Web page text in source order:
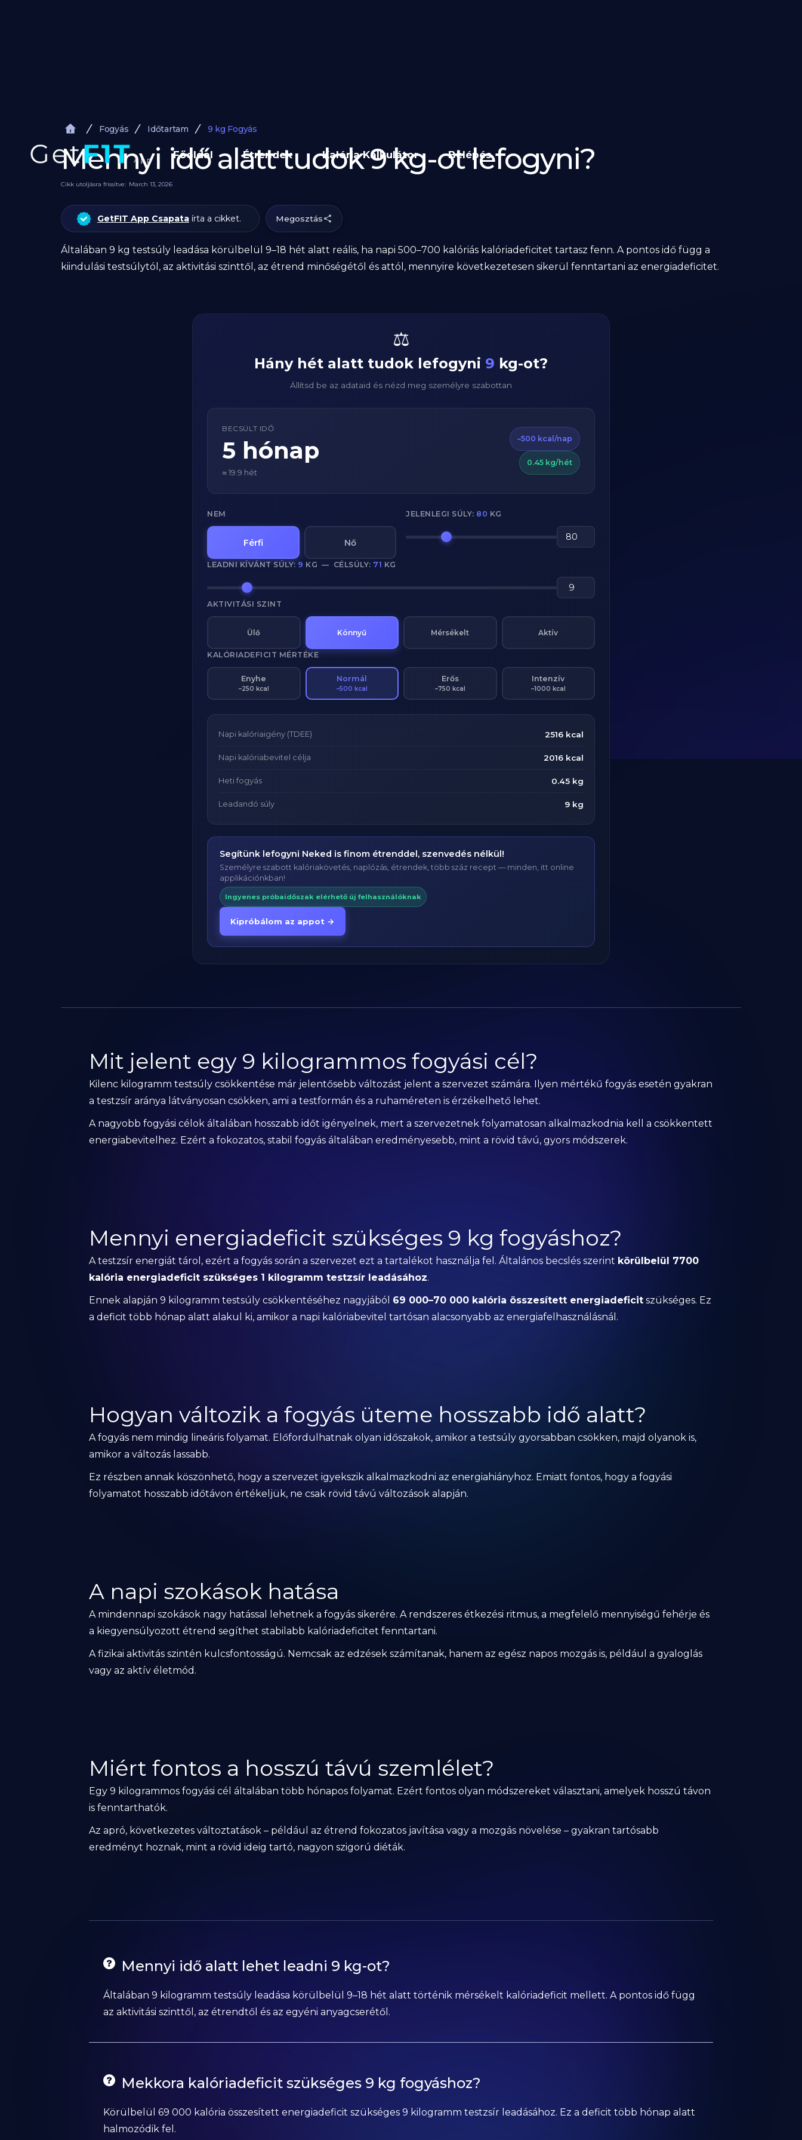
Főoldal Étrendek Kalória Kalkulátor Belépés
Fogyás Időtartam 9 kg Fogyás
Mennyi idő alatt tudok 9 kg-ot lefogyni?
Cikk utoljásra frissítve: March 13, 2026
GetFIT App Csapata írta a cikket. Megosztás
Általában 9 kg testsúly leadása körülbelül 9–18 hét alatt reális, ha napi 500–700 kalóriás kalóriadeficitet tartasz fenn. A pontos idő függ a
kiindulási testsúlytól, az aktivitási szinttől, az étrend minőségétől és attól, mennyire következetesen sikerül fenntartani az energiadeficitet.
⚖️
Hány hét alatt tudok lefogyni 9 kg-ot?
Állítsd be az adataid és nézd meg személyre szabottan
BECSÜLT IDŐ
5 hónap
≈ 19.9 hét
–500 kcal/nap
0.45 kg/hét
NEM
Férfi Nő
JELENLEGI SÚLY: 80 KG
LEADNI KÍVÁNT SÚLY: 9 KG — CÉLSÚLY: 71 KG
AKTIVITÁSI SZINT
Ülő Könnyű Mérsékelt Aktív
KALÓRIADEFICIT MÉRTÉKE
Enyhe
–250 kcal
Normál
–500 kcal
Erős
–750 kcal
Intenzív
–1000 kcal
Napi kalóriaigény (TDEE) 2516 kcal
Napi kalóriabevitel célja 2016 kcal
Heti fogyás 0.45 kg
Leadandó súly 9 kg
Segítünk lefogyni Neked is finom étrenddel, szenvedés nélkül!
Személyre szabott kalóriakövetés, naplózás, étrendek, több száz recept — minden, itt online
applikációnkban!
Ingyenes próbaidőszak elérhető új felhasználóknak
Kipróbálom az appot →
Mit jelent egy 9 kilogrammos fogyási cél?
Kilenc kilogramm testsúly csökkentése már jelentősebb változást jelent a szervezet számára. Ilyen mértékű fogyás esetén gyakran
a testzsír aránya látványosan csökken, ami a testformán és a ruhaméreten is érzékelhető lehet.
A nagyobb fogyási célok általában hosszabb időt igényelnek, mert a szervezetnek folyamatosan alkalmazkodnia kell a csökkentett
energiabevitelhez. Ezért a fokozatos, stabil fogyás általában eredményesebb, mint a rövid távú, gyors módszerek.
Mennyi energiadeficit szükséges 9 kg fogyáshoz?
A testzsír energiát tárol, ezért a fogyás során a szervezet ezt a tartalékot használja fel. Általános becslés szerint körülbelül 7700
kalória energiadeficit szükséges 1 kilogramm testzsír leadásához.
Ennek alapján 9 kilogramm testsúly csökkentéséhez nagyjából 69 000–70 000 kalória összesített energiadeficit szükséges. Ez
a deficit több hónap alatt alakul ki, amikor a napi kalóriabevitel tartósan alacsonyabb az energiafelhasználásnál.
Hogyan változik a fogyás üteme hosszabb idő alatt?
A fogyás nem mindig lineáris folyamat. Előfordulhatnak olyan időszakok, amikor a testsúly gyorsabban csökken, majd olyanok is,
amikor a változás lassabb.
Ez részben annak köszönhető, hogy a szervezet igyekszik alkalmazkodni az energiahiányhoz. Emiatt fontos, hogy a fogyási
folyamatot hosszabb időtávon értékeljük, ne csak rövid távú változások alapján.
A napi szokások hatása
A mindennapi szokások nagy hatással lehetnek a fogyás sikerére. A rendszeres étkezési ritmus, a megfelelő mennyiségű fehérje és
a kiegyensúlyozott étrend segíthet stabilabb kalóriadeficitet fenntartani.
A fizikai aktivitás szintén kulcsfontosságú. Nemcsak az edzések számítanak, hanem az egész napos mozgás is, például a gyaloglás
vagy az aktív életmód.
Miért fontos a hosszú távú szemlélet?
Egy 9 kilogrammos fogyási cél általában több hónapos folyamat. Ezért fontos olyan módszereket választani, amelyek hosszú távon
is fenntarthatók.
Az apró, következetes változtatások – például az étrend fokozatos javítása vagy a mozgás növelése – gyakran tartósabb
eredményt hoznak, mint a rövid ideig tartó, nagyon szigorú diéták.
Mennyi idő alatt lehet leadni 9 kg-ot?
Általában 9 kilogramm testsúly leadása körülbelül 9–18 hét alatt történik mérsékelt kalóriadeficit mellett. A pontos idő függ
az aktivitási szinttől, az étrendtől és az egyéni anyagcserétől.
Mekkora kalóriadeficit szükséges 9 kg fogyáshoz?
Körülbelül 69 000 kalória összesített energiadeficit szükséges 9 kilogramm testzsír leadásához. Ez a deficit több hónap alatt
halmozódik fel.